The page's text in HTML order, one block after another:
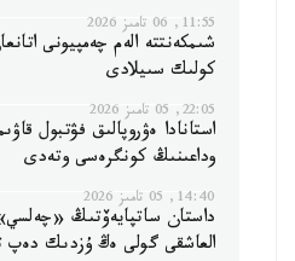
11:55, 06 تامىز 2026
شىمكەنتتە الەم چەمپيونى
كولىك سىيلادى
22:05, 05 تامىز 2026
استانادا ەۋروپالىق فۋتبول
وداعىنىڭ كونگرەسى وتەدى
14:40, 05 تامىز 2026
داستان ساتپايەۆتىڭ
العاشقى گولى ەڭ ۇزدىك دەپ